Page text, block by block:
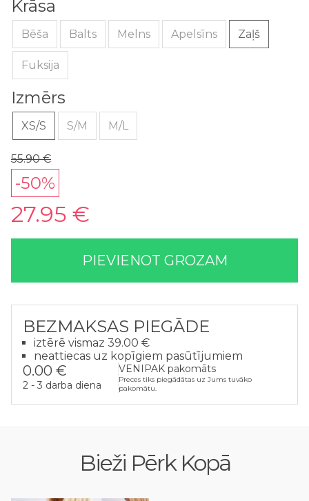
55.90 €
-50%
27.95 €
Krāsa
Bēša Balts Melns Apelsīns Zaļš
Fuksija
Izmērs
XS/S S/M M/L
PIEVIENOT GROZAM
BEZMAKSAS PIEGĀDE
iztērē vismaz 39.00 €
neattiecas uz kopīgiem pasūtījumiem
0.00 €
2 - 3 darba diena
VENIPAK pakomāts
Preces tiks piegādātas uz Jums tuvāko
pakomātu.
Bieži Pērk Kopā